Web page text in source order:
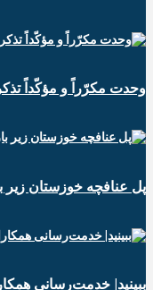
وحدت مکرّراً و مؤکّداً
پل عنافچه خوزستان زیر
ببینید| خدمت‌رسانی